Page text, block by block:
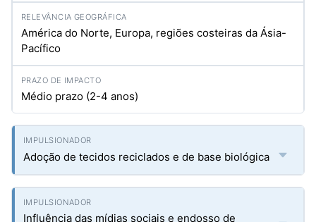
América do Norte, Europa, regiões costeiras da Ásia-
Pacífico
Médio prazo (2-4 anos)
Adoção de tecidos reciclados e de base biológica
Influência das mídias sociais e endosso de